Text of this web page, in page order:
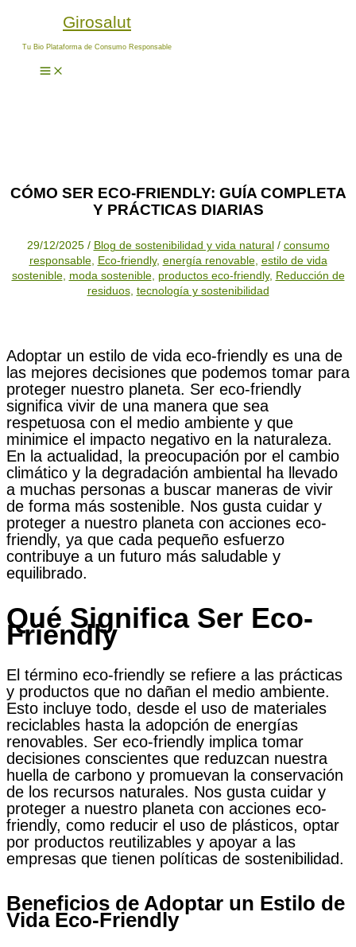
contenido
Girosalut
Tu Bio Plataforma de Consumo Responsable
CÓMO SER ECO-FRIENDLY: GUÍA COMPLETA
Y PRÁCTICAS DIARIAS
29/12/2025 / Blog de sostenibilidad y vida natural / consumo
responsable, Eco-friendly, energía renovable, estilo de vida
sostenible, moda sostenible, productos eco-friendly, Reducción de
residuos, tecnología y sostenibilidad
Adoptar un estilo de vida eco-friendly es una de
las mejores decisiones que podemos tomar para
proteger nuestro planeta. Ser eco-friendly
significa vivir de una manera que sea
respetuosa con el medio ambiente y que
minimice el impacto negativo en la naturaleza.
En la actualidad, la preocupación por el cambio
climático y la degradación ambiental ha llevado
a muchas personas a buscar maneras de vivir
de forma más sostenible. Nos gusta cuidar y
proteger a nuestro planeta con acciones eco-
friendly, ya que cada pequeño esfuerzo
contribuye a un futuro más saludable y
equilibrado.
Qué Significa Ser Eco-
Friendly
El término eco-friendly se refiere a las prácticas
y productos que no dañan el medio ambiente.
Esto incluye todo, desde el uso de materiales
reciclables hasta la adopción de energías
renovables. Ser eco-friendly implica tomar
decisiones conscientes que reduzcan nuestra
huella de carbono y promuevan la conservación
de los recursos naturales. Nos gusta cuidar y
proteger a nuestro planeta con acciones eco-
friendly, como reducir el uso de plásticos, optar
por productos reutilizables y apoyar a las
empresas que tienen políticas de sostenibilidad.
Beneficios de Adoptar un Estilo de
Vida Eco-Friendly
electrónico*